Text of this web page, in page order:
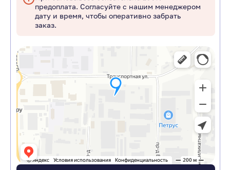
предоплата. Согласуйте с нашим менеджером
дату и время, чтобы оперативно забрать
заказ.